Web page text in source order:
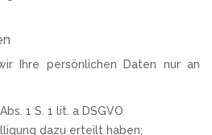
Ihre persönlichen Daten nur an
1 S. 1 lit. a DSGVO
dazu erteilt haben;